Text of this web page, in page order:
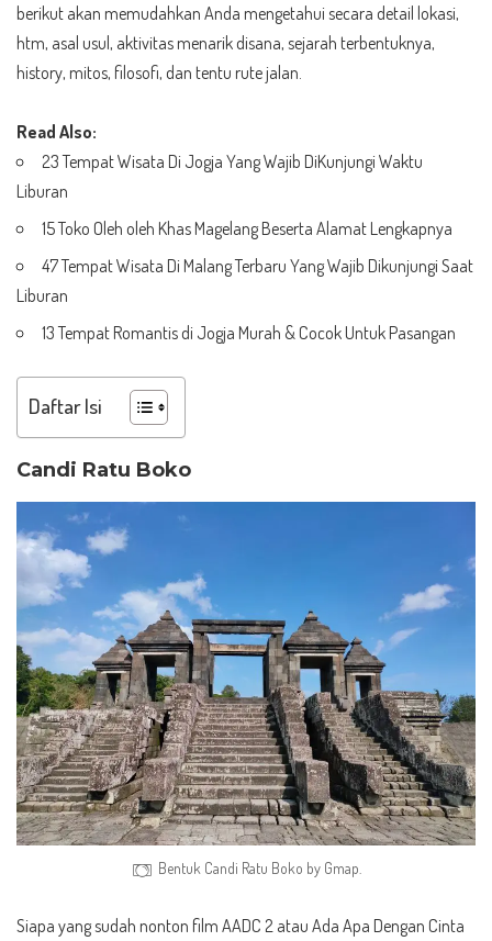
berikut akan memudahkan Anda mengetahui secara detail lokasi,
htm, asal usul, aktivitas menarik disana, sejarah terbentuknya,
history, mitos, filosofi, dan tentu rute jalan.
Read Also:
23 Tempat Wisata Di Jogja Yang Wajib DiKunjungi Waktu
Liburan
15 Toko Oleh oleh Khas Magelang Beserta Alamat Lengkapnya
47 Tempat Wisata Di Malang Terbaru Yang Wajib Dikunjungi Saat
Liburan
13 Tempat Romantis di Jogja Murah & Cocok Untuk Pasangan
Daftar Isi
Candi Ratu Boko
Bentuk Candi Ratu Boko by Gmap.
Siapa yang sudah nonton film AADC 2 atau Ada Apa Dengan Cinta